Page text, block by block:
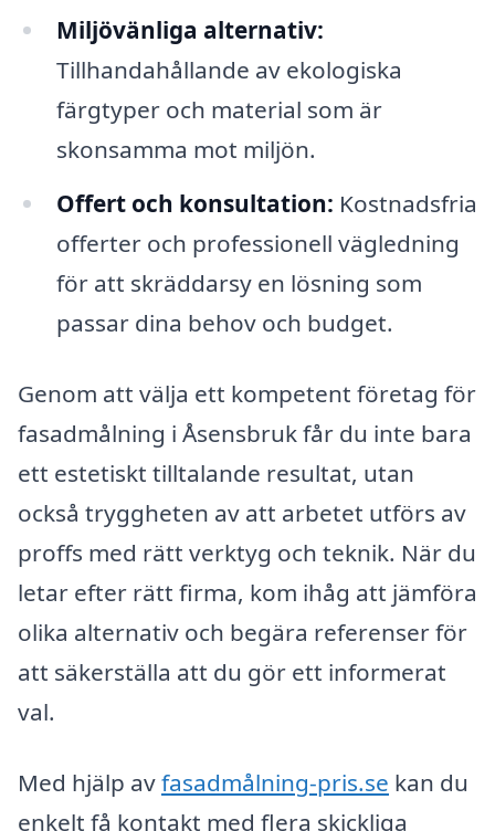
Miljövänliga alternativ:
Tillhandahållande av ekologiska
färgtyper och material som är
skonsamma mot miljön.
Offert och konsultation: Kostnadsfria
offerter och professionell vägledning
för att skräddarsy en lösning som
passar dina behov och budget.
Genom att välja ett kompetent företag för
fasadmålning i Åsensbruk får du inte bara
ett estetiskt tilltalande resultat, utan
också tryggheten av att arbetet utförs av
proffs med rätt verktyg och teknik. När du
letar efter rätt firma, kom ihåg att jämföra
olika alternativ och begära referenser för
att säkerställa att du gör ett informerat
val.
Med hjälp avfasadmålning-pris.se kan du
enkelt få kontakt med flera skickliga